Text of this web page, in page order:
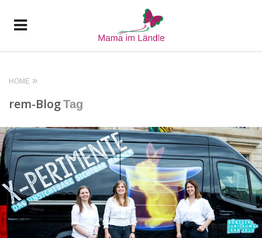
HOME
rem-BlogTag
READ MORE